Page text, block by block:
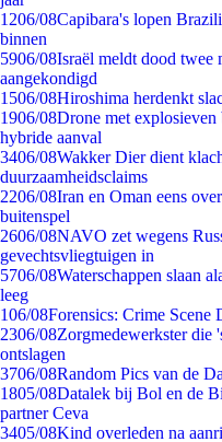
1206/08Capibara's lopen
binnen
5906/08Israël meldt dood
aangekondigd
1506/08Hiroshima herdenkt
1906/08Drone met
hybride aanval
3406/08Wakker Dier dient
duurzaamheidsclaims
2206/08Iran en Oman eens
buitenspel
2606/08NAVO zet wegens
gevechtsvliegtuigen in
5706/08Waterschappen slaan
leeg
106/08Forensics: Crime Scene
2306/08Zorgmedewerkster die
ontslagen
3706/08Random Pics van de
1805/08Datalek bij Bol en de
partner Ceva
3405/08Kind overleden na